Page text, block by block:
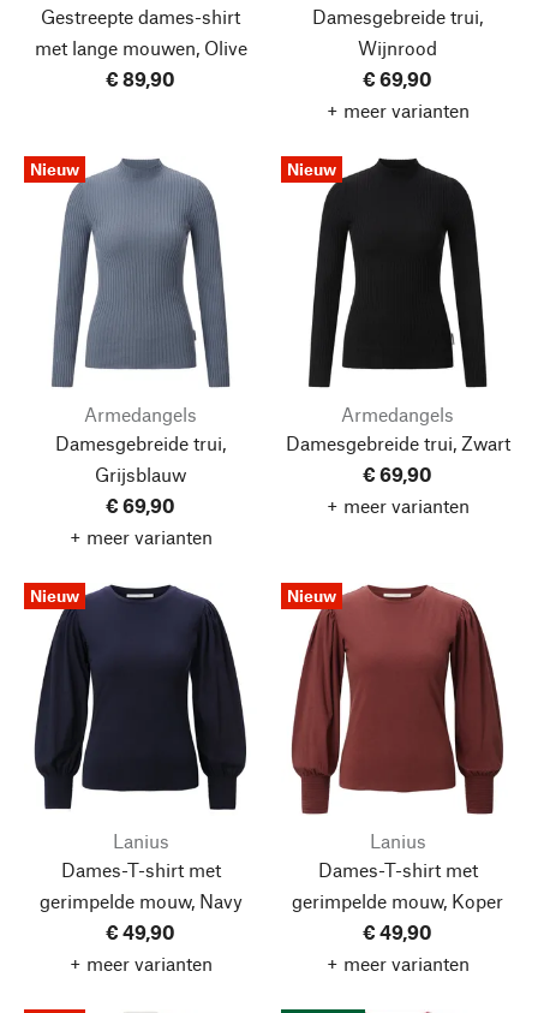
Gestreepte dames-shirt
met lange mouwen, Olive
€ 89,90
Damesgebreide trui,
Wijnrood
€ 69,90
+ meer varianten
Nieuw
Armedangels
Damesgebreide trui,
Grijsblauw
€ 69,90
+ meer varianten
Nieuw
Armedangels
Damesgebreide trui, Zwart
€ 69,90
+ meer varianten
Nieuw
Lanius
Dames-T-shirt met
gerimpelde mouw, Navy
€ 49,90
+ meer varianten
Nieuw
Lanius
Dames-T-shirt met
gerimpelde mouw, Koper
€ 49,90
+ meer varianten